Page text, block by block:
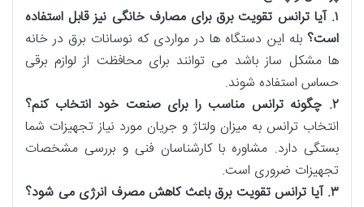
۱.آیا ترانس تقویت برق برای مصارف خانگی نیز قابل استفاده
است؟ بله این دستگاه ها در مواردی که نوسانات برق در خانه
ها مشکل ساز باشد می توانند برای محافظت از لوازم برقی
حساس استفاده شوند.
۲. چگونه ترانس مناسب را برای صنعت خود انتخاب کنم؟
انتخاب ترانس به میزان ولتاژ و جریان مورد نیاز تجهیزات شما
بستگی دارد. مشاوره با کارشناسان فنی و بررسی مشخصات
تجهیزات ضروری است.
۳.آیا ترانس تقویت برق باعث کاهش مصرف انرژی می شود؟